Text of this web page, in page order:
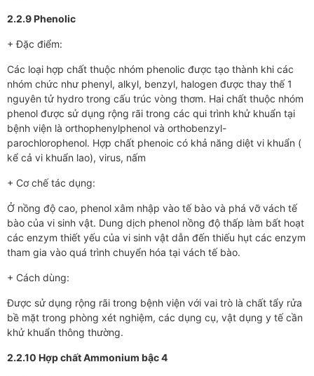
2.2.9 Phenolic
+ Đặc điểm:
Các loại hợp chất thuộc nhóm phenolic được tạo thành khi các
nhóm chức như phenyl, alkyl, benzyl, halogen được thay thế 1
nguyên tử hydro trong cấu trúc vòng thơm. Hai chất thuộc nhóm
phenol được sử dụng rộng rãi trong các qui trình khử khuẩn tại
bệnh viện là orthophenylphenol và orthobenzyl-
parochlorophenol. Hợp chất phenoic có khả năng diệt vi khuẩn (
kể cả vi khuẩn lao), virus, nấm
+ Cơ chế tác dụng:
Ở nồng độ cao, phenol xâm nhập vào tế bào và phá vỡ vách tế
bào của vi sinh vật. Dung dịch phenol nồng độ thấp làm bất hoạt
các enzym thiết yếu của vi sinh vật dẫn đến thiếu hụt các enzym
tham gia vào quá trình chuyển hóa tại vách tế bào.
+ Cách dùng:
Được sử dụng rộng rãi trong bệnh viện với vai trò là chất tẩy rửa
bề mặt trong phòng xét nghiệm, các dụng cụ, vật dụng y tế cần
khử khuẩn thông thường.
2.2.10 Hợp chất Ammonium bậc 4